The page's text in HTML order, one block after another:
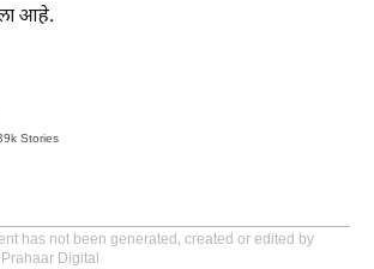
आहे.
Stories
has not been generated, created or edited by
Digital